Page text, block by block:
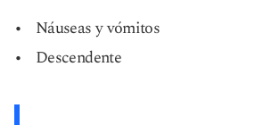
Náuseas y vómitos
Descendente